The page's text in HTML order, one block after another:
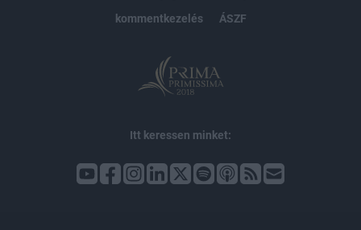
kommentkezelés
ÁSZF
Itt keressen minket: